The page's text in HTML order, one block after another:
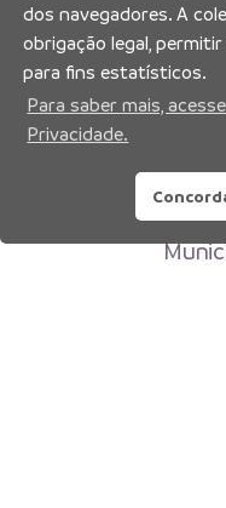
Prefeitura
dos navegadores. A
obrigação legal,
para fins estatísticos.
Para saber mais,
Privacidade.